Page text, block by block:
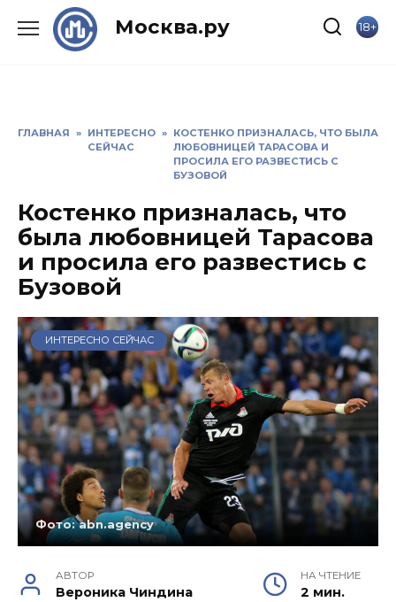
Москва.ру 18+
ГЛАВНАЯ » ИНТЕРЕСНО
СЕЙЧАС
» КОСТЕНКО ПРИЗНАЛАСЬ, ЧТО БЫЛА
ЛЮБОВНИЦЕЙ ТАРАСОВА И
ПРОСИЛА ЕГО РАЗВЕСТИСЬ С
БУЗОВОЙ
Костенко призналась, что
была любовницей Тарасова
и просила его развестись с
Бузовой
ИНТЕРЕСНО СЕЙЧАС
Фото: abn.agency
АВТОР
Вероника Чиндина
НА ЧТЕНИЕ
2 мин.